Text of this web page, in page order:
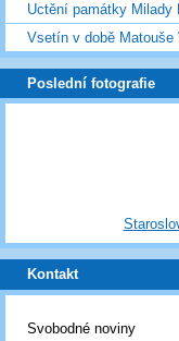
Uctění památky Milady
Vsetín v době Matouše
Poslední fotografie
Kontakt
Svobodné noviny